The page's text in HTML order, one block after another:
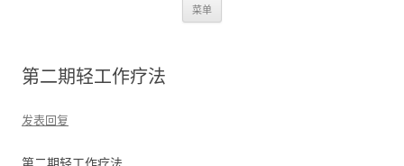
菜单
第二期轻工作疗法
发表回复